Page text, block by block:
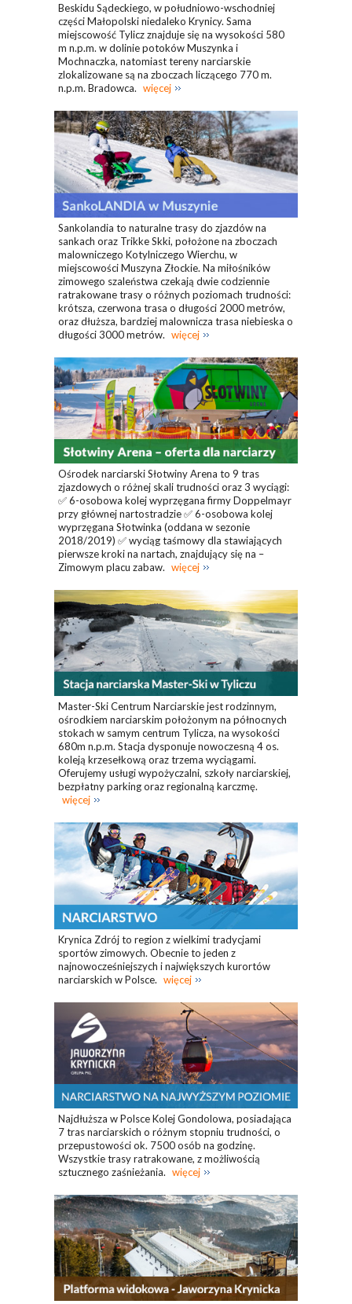
Beskidu Sądeckiego, w południowo-wschodniej
części Małopolski niedaleko Krynicy. Sama
miejscowość Tylicz znajduje się na wysokości 580
m n.p.m. w dolinie potoków Muszynka i
Mochnaczka, natomiast tereny narciarskie
zlokalizowane są na zboczach liczącego 770 m.
n.p.m. Bradowca. więcej
Sankolandia to naturalne trasy do zjazdów na
sankach oraz Trikke Skki, położone na zboczach
malowniczego Kotylniczego Wierchu, w
miejscowości Muszyna Złockie. Na miłośników
zimowego szaleństwa czekają dwie codziennie
ratrakowane trasy o różnych poziomach trudności:
krótsza, czerwona trasa o długości 2000 metrów,
oraz dłuższa, bardziej malownicza trasa niebieska o
długości 3000 metrów. więcej
Ośrodek narciarski Słotwiny Arena to 9 tras
zjazdowych o różnej skali trudności oraz 3 wyciągi:
✅ 6-osobowa kolej wyprzęgana firmy Doppelmayr
przy głównej nartostradzie ✅ 6-osobowa kolej
wyprzęgana Słotwinka (oddana w sezonie
2018/2019) ✅ wyciąg taśmowy dla stawiających
pierwsze kroki na nartach, znajdujący się na –
Zimowym placu zabaw. więcej
Master-Ski Centrum Narciarskie jest rodzinnym,
ośrodkiem narciarskim położonym na północnych
stokach w samym centrum Tylicza, na wysokości
680m n.p.m. Stacja dysponuje nowoczesną 4 os.
koleją krzesełkową oraz trzema wyciągami.
Oferujemy usługi wypożyczalni, szkoły narciarskiej,
bezpłatny parking oraz regionalną karczmę.
więcej
Krynica Zdrój to region z wielkimi tradycjami
sportów zimowych. Obecnie to jeden z
najnowocześniejszych i największych kurortów
narciarskich w Polsce. więcej
Najdłuższa w Polsce Kolej Gondolowa, posiadająca
7 tras narciarskich o różnym stopniu trudności, o
przepustowości ok. 7500 osób na godzinę.
Wszystkie trasy ratrakowane, z możliwością
sztucznego zaśnieżania. więcej